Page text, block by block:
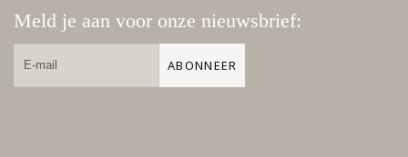
Meld je aan voor onze nieuwsbrief:
ABONNEER